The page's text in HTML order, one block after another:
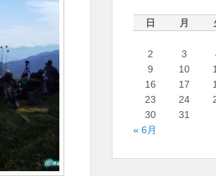
日 月
2
3
9
10
16
17
23
24
30
31
« 6月